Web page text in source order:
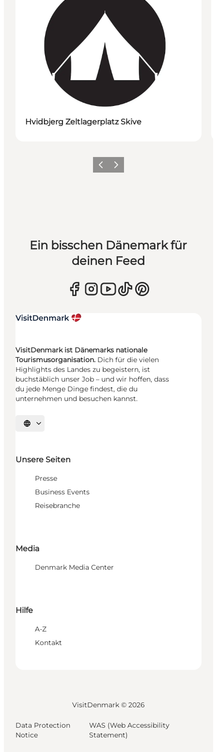
Hvidbjerg Zeltlagerplatz Skive
ZurückWeiter
Ein bisschen Dänemark für
deinen Feed
VisitDenmark ist Dänemarks nationale
Tourismusorganisation. Dich für die vielen
Highlights des Landes zu begeistern, ist
buchstäblich unser Job – und wir hoffen, dass
du jede Menge Dinge findest, die du
unternehmen und besuchen kannst.
Sprache auswählen
Unsere Seiten
Presse
Business Events
Reisebranche
Media
Denmark Media Center
Hilfe
A-Z
Kontakt
VisitDenmark © 2026
Data Protection
Notice
WAS (Web Accessibility
Statement)